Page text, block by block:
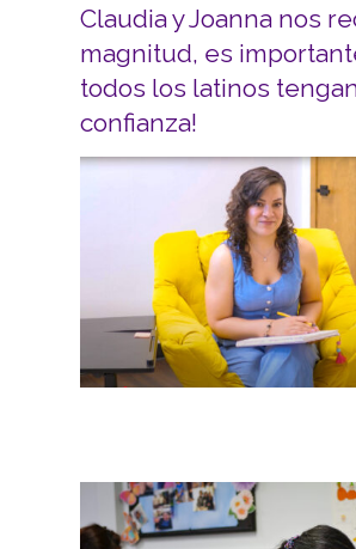
Claudia y Joanna nos
magnitud, es
todos los latinos
confianza!